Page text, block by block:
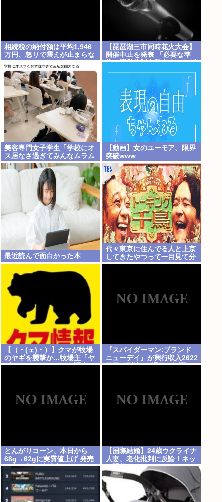
相続税の納付額は平均1,946
万円、怒りで震えが止まらな
【琵琶湖三市同時花火大会】
開催中止を発表 「必要な準
備・運営体制を整えることが
困難」 22日の開催予定…3市
美容専門女子学生「学校にオ
ス居なさ過ぎてみんなムラム
ラしてる 」
【動画】女のユーモア、限界
突破www
最近読んで面白かった本
代々東京に住んでる人と上京
してきたやつって一目見て分
かるよね。あれなんで？
【（・(ェ)・）】クマが牧場
のヤギを襲撃か…牧場主「ヤ
ギがいない」ドローン調査で
『スパイダーマン:ブランド
ニューデイ』が興行収入2622
億円に到達！2週目も好調に
とんがりコーン、本日から
68g→62gに実質値上げ 発売
48年で初の箱縮小 メーカー
「CO2も1067トン削減でき
ます笑」
【国際結婚】24歳ウクライナ
人妻、老化批判に反論！ネッ